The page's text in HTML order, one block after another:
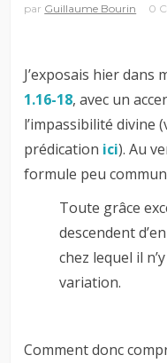
par Guillaume Bourin 0
J’exposais hier dans
1.16-18, avec un
l’impassibilité divine
prédication ici). Au
formule peu
Toute grâce
descendent
chez lequel il
variation.
Comment donc